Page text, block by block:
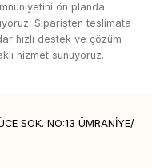
ön planda
Siparişten teslimata
hızlı destek ve çözüm
hizmet sunuyoruz.
SOK. NO:13 ÜMRANİYE/